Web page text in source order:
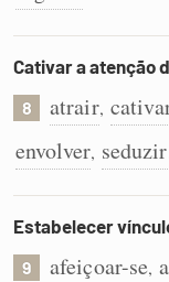
Cativar a atenção
8 atrair,
envolver, seduzir
Estabelecer
9 afeiçoar-se,